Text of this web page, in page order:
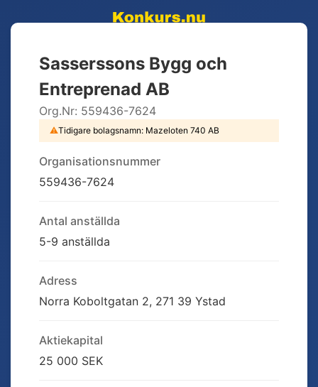
Sasserssons Bygg och
Entreprenad AB
Org.Nr: 559436-7624
⚠Tidigare bolagsnamn: Mazeloten 740 AB
Organisationsnummer
559436-7624
Antal anställda
5-9 anställda
Adress
Norra Koboltgatan 2, 271 39 Ystad
Aktiekapital
25 000 SEK